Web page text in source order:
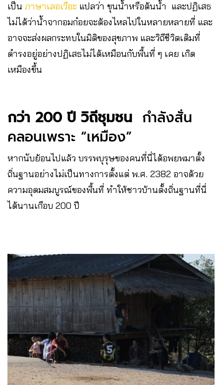
เป็น ภาษาเลอเวือะ แปลว่า ขุนน้ำหรือต้นน้ำ และปฏิเสธ
ไม่ได้ว่าน้ำจากอมก๋อยจะต้องไหลไปในหลายหลายที่ และ
อาจจะส่งผลกระทบในมิติของสุขภาพ และวิถีชีวิตเดิมที่
ดำรงอยู่อย่างปฏิเสธไม่ได้เหมือนกับพื้นที่ ๆ เคย เกิด
เหมืองขึ้น
กว่า 200 ปี วิถีชุมชน กำลังสั่น
คลอนเพราะ “เหมือง”
หากนับย้อนไปแล้ว บรรพบุรุษของคนที่นี่ได้อพยพมาตั้ง
ถิ่นฐานอย่างไม่เป็นทางการตั้งแต่ พ.ศ. 2382 อาจด้วย
ความอุดมสมบูรณ์ของพื้นที่ ทำให้ชาวบ้านตั้งถิ่นฐานที่นี่
ได้นานเกือบ 200 ปี